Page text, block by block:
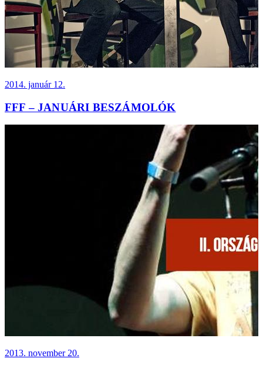
2014. január 12.
FFF – JANUÁRI BESZÁMOLÓK
2013. november 20.